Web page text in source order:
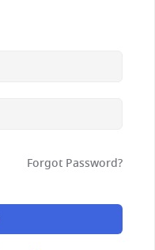
Forgot Password?